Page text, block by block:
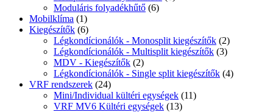
Moduláris folyadékhűtő (6)
Mobilklíma (1)
Kiegészítők (6)
Légkondícionálók - Monosplit kiegészítők (2)
Légkondícionálók - Multisplit kiegészítők (3)
MDV - Kiegészítők (2)
Légkondícionálók - Single split kiegészítők (4)
VRF rendszerek (24)
Mini/Individual kültéri egységek (11)
VRF MV6 Kültéri egységek (13)